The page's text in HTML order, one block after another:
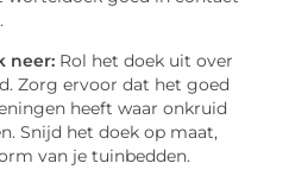
neer: Rol het doek uit over
Zorg ervoor dat het goed
heeft waar onkruid
Snijd het doek op maat,
van je tuinbedden.